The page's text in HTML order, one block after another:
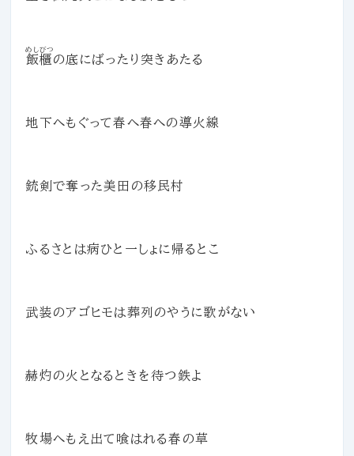
飯櫃
めしびつ
の底にばったり突きあたる
地下へもぐって春へ春への導火線
銃剣で奪った美田の移民村
ふるさとは病ひと一しょに帰るとこ
武装のアゴヒモは葬列のやうに歌がない
赫灼の火となるときを待つ鉄よ
牧場へもえ出て喰はれる春の草